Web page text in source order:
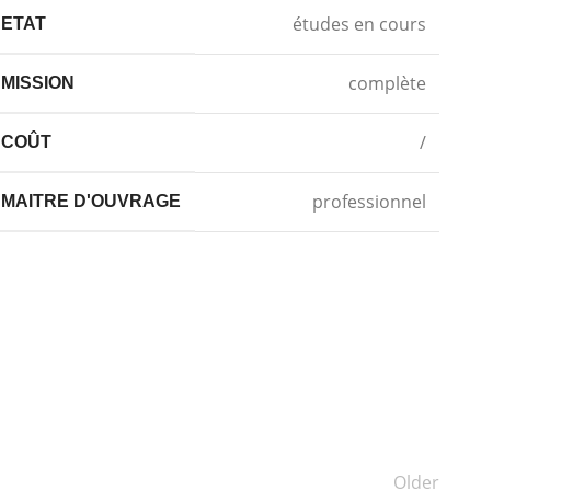
ETAT études en cours
MISSION complète
COÛT /
MAITRE D'OUVRAGE professionnel
Older